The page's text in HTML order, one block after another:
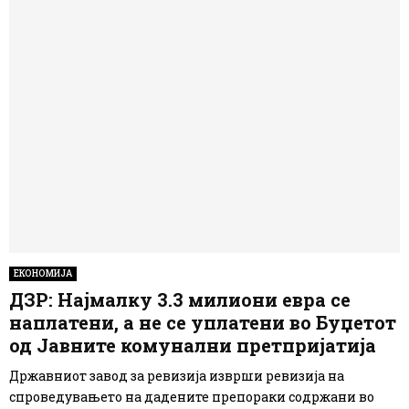
ЕКОНОМИЈА
ДЗР: Најмалку 3.3 милиони евра се
наплатени, а не се уплатени во Буџетот
од Јавните комунални претпријатија
Државниот завод за ревизија изврши ревизија на
спроведувањето на дадените препораки содржани во